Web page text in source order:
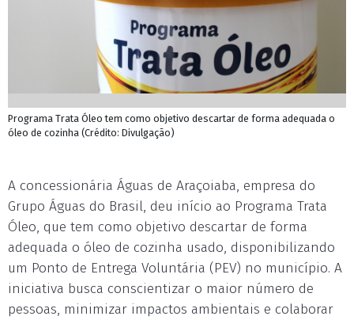
Programa Trata Óleo tem como objetivo descartar de forma adequada o
óleo de cozinha (Crédito: Divulgação)
A concessionária Águas de Araçoiaba, empresa do
Grupo Águas do Brasil, deu início ao Programa Trata
Óleo, que tem como objetivo descartar de forma
adequada o óleo de cozinha usado, disponibilizando
um Ponto de Entrega Voluntária (PEV) no município. A
iniciativa busca conscientizar o maior número de
pessoas, minimizar impactos ambientais e colaborar